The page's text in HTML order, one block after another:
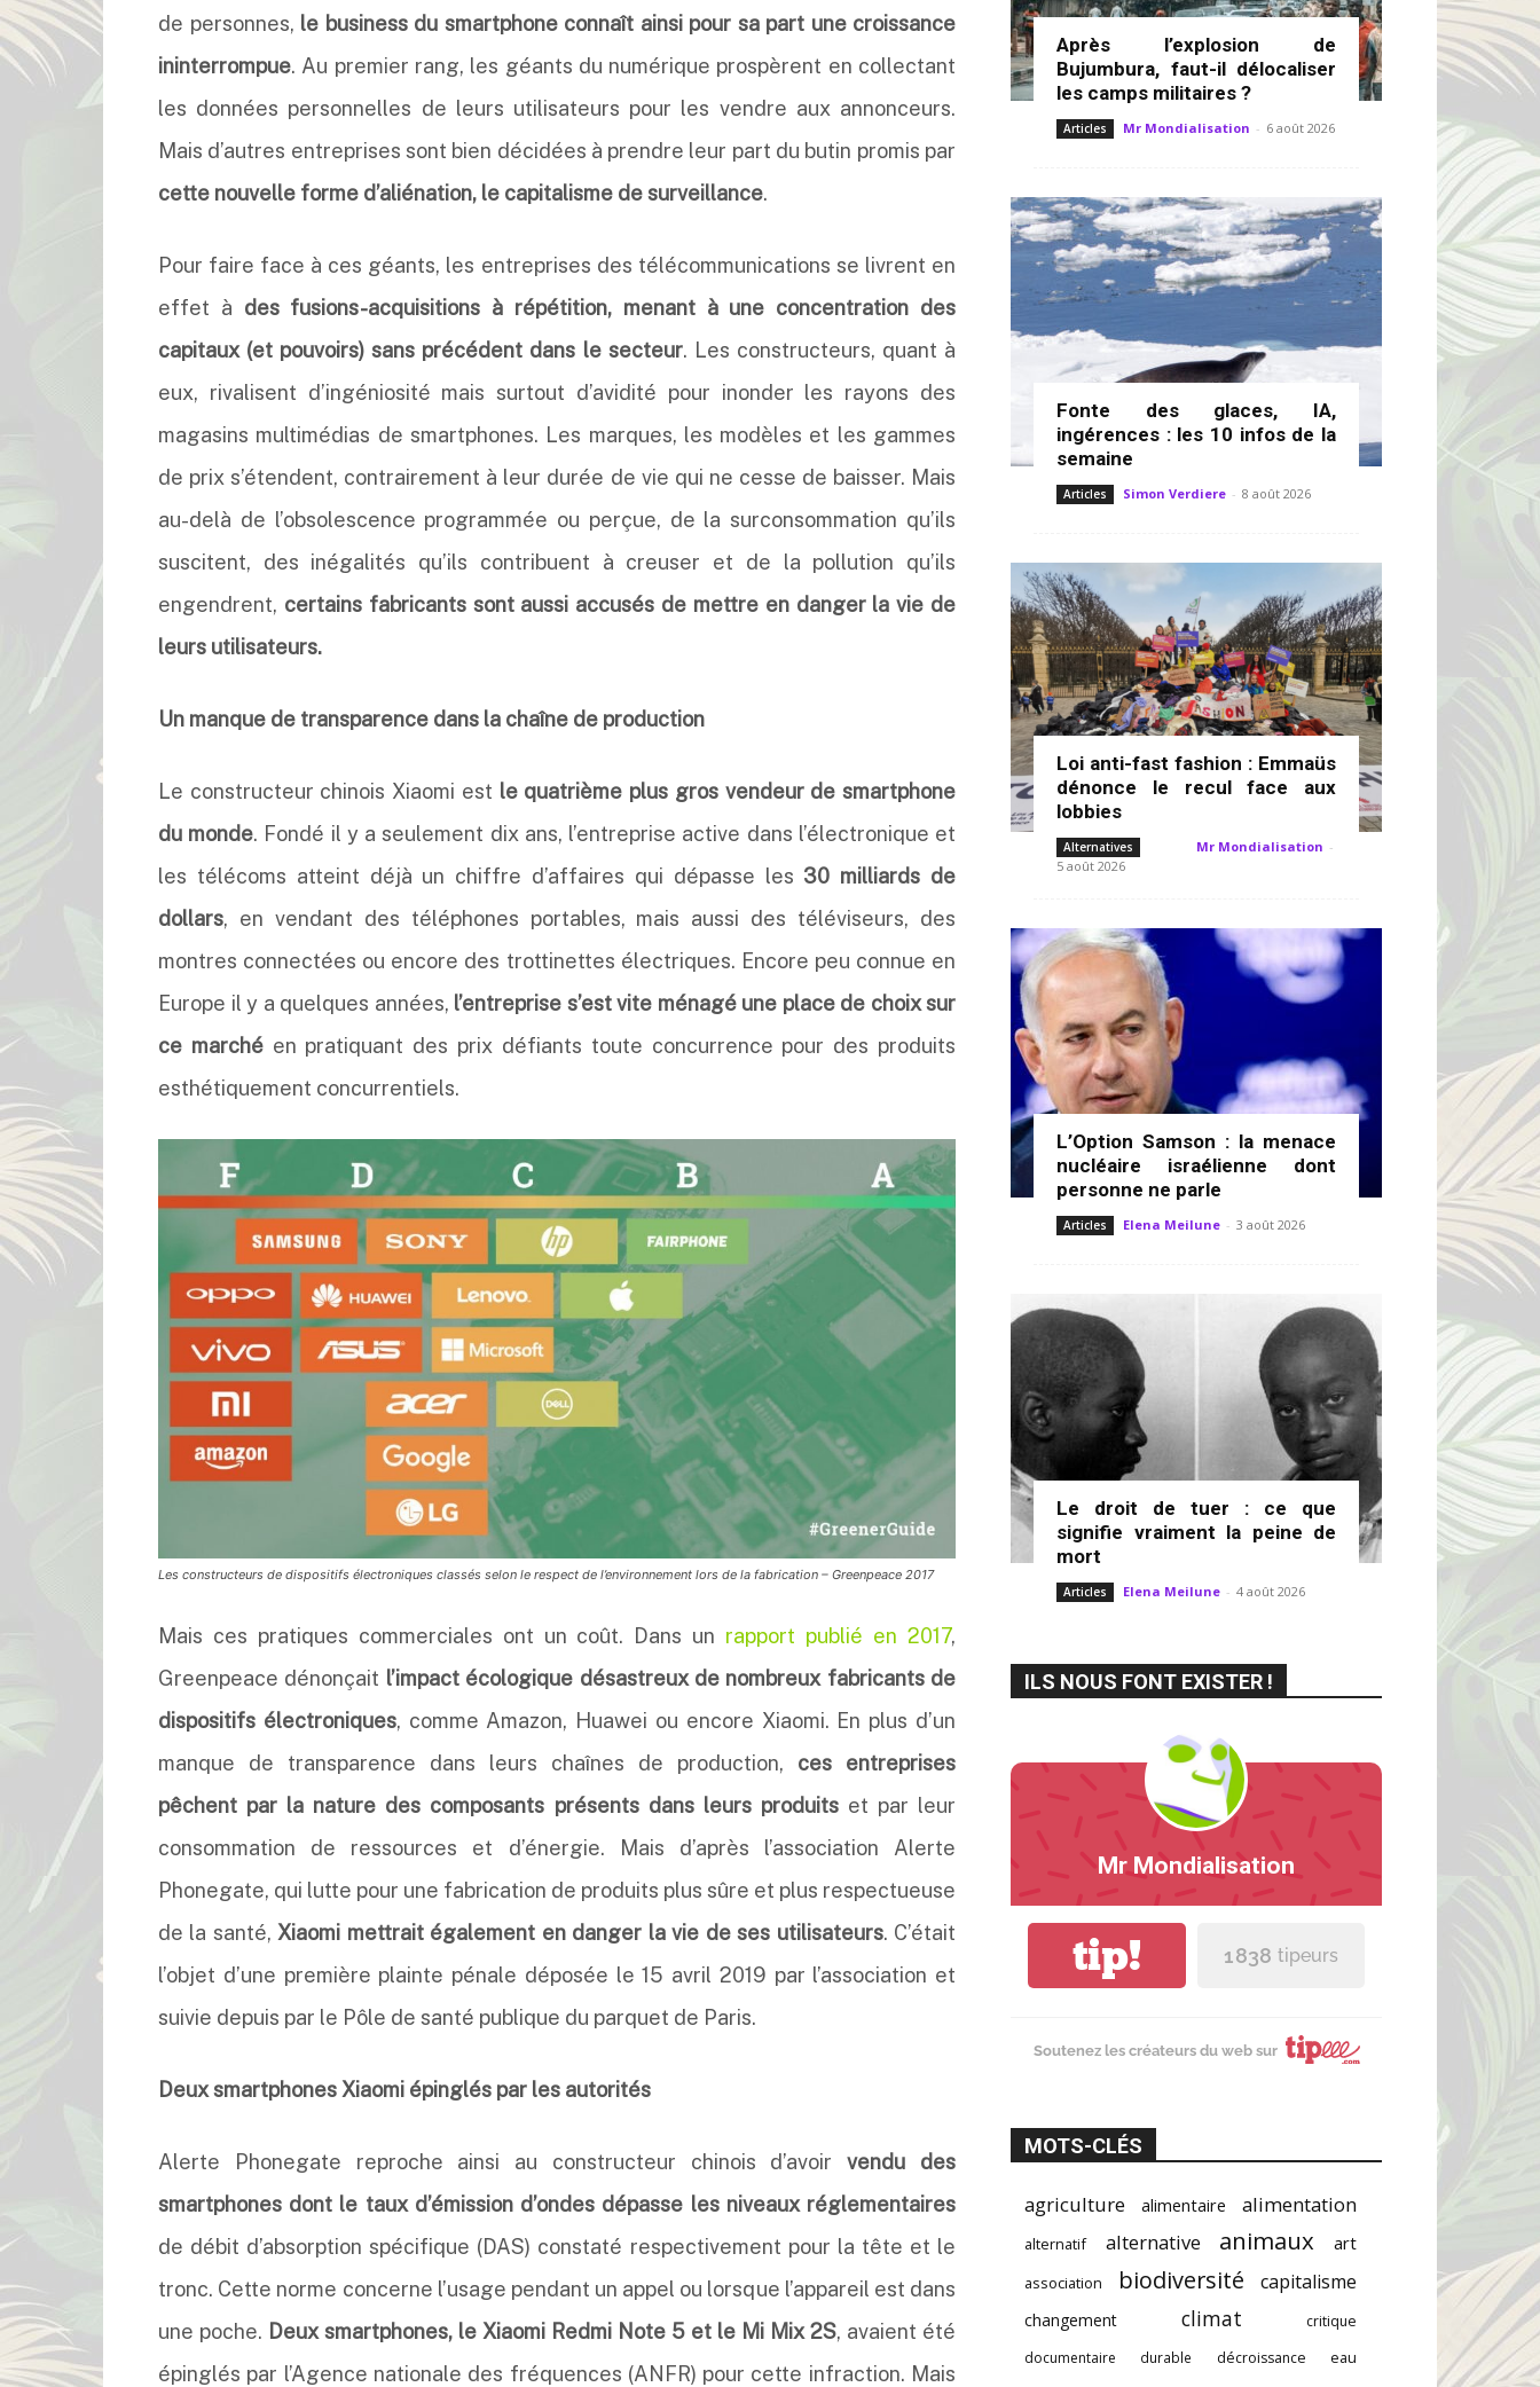
de personnes, le business du smartphone connaît ainsi pour sa part une croissance
ininterrompue. Au premier rang, les géants du numérique prospèrent en collectant
les données personnelles de leurs utilisateurs pour les vendre aux annonceurs.
Mais d’autres entreprises sont bien décidées à prendre leur part du butin promis par
cette nouvelle forme d’aliénation, le capitalisme de surveillance.
Pour faire face à ces géants, les entreprises des télécommunications se livrent en
effet à des fusions-acquisitions à répétition, menant à une concentration des
capitaux (et pouvoirs) sans précédent dans le secteur. Les constructeurs, quant à
eux, rivalisent d’ingéniosité mais surtout d’avidité pour inonder les rayons des
magasins multimédias de smartphones. Les marques, les modèles et les gammes
de prix s’étendent, contrairement à leur durée de vie qui ne cesse de baisser. Mais
au-delà de l’obsolescence programmée ou perçue, de la surconsommation qu’ils
suscitent, des inégalités qu’ils contribuent à creuser et de la pollution qu’ils
engendrent, certains fabricants sont aussi accusés de mettre en danger la vie de
leurs utilisateurs.
Un manque de transparence dans la chaîne de production
Le constructeur chinois Xiaomi est le quatrième plus gros vendeur de smartphone
du monde. Fondé il y a seulement dix ans, l’entreprise active dans l’électronique et
les télécoms atteint déjà un chiffre d’affaires qui dépasse les 30 milliards de
dollars, en vendant des téléphones portables, mais aussi des téléviseurs, des
montres connectées ou encore des trottinettes électriques. Encore peu connue en
Europe il y a quelques années, l’entreprise s’est vite ménagé une place de choix sur
ce marchéen pratiquant des prix défiants toute concurrence pour des produits
esthétiquement concurrentiels.
Les constructeurs de dispositifs électroniques classés selon le respect de l’environnement lors de la fabrication – Greenpeace 2017
Mais ces pratiques commerciales ont un coût. Dans un rapport publié en 2017,
Greenpeace dénonçait l’impact écologique désastreux de nombreux fabricants de
dispositifs électroniques, comme Amazon, Huawei ou encore Xiaomi. En plus d’un
manque de transparence dans leurs chaînes de production, ces entreprises
pêchent par la nature des composants présents dans leurs produitset par leur
consommation de ressources et d’énergie. Mais d’après l’association Alerte
Phonegate, qui lutte pour une fabrication de produits plus sûre et plus respectueuse
de la santé, Xiaomi mettrait également en danger la vie de ses utilisateurs. C’était
l’objet d’une première plainte pénale déposée le 15 avril 2019 par l’association et
suivie depuis par le Pôle de santé publique du parquet de Paris.
Deux smartphones Xiaomi épinglés par les autorités
Alerte Phonegate reproche ainsi au constructeur chinois d’avoirvendu des
smartphones dont le taux d’émission d’ondes dépasse les niveaux réglementaires
de débit d’absorption spécifique (DAS) constaté respectivement pour la tête et le
tronc. Cette norme concerne l’usage pendant un appel ou lorsque l’appareil est dans
une poche. Deux smartphones, le Xiaomi Redmi Note 5 et le Mi Mix 2S, avaient été
épinglés par l’Agence nationale des fréquences (ANFR) pour cette infraction. Mais
Après l’explosion de
Bujumbura, faut-il délocaliser
les camps militaires ?
Articles Mr Mondialisation - 6 août 2026
Fonte des glaces, IA,
ingérences : les 10 infos de la
semaine
Articles Simon Verdiere - 8 août 2026
Loi anti-fast fashion : Emmaüs
dénonce le recul face aux
lobbies
Alternatives Mr Mondialisation -
5 août 2026
L’Option Samson : la menace
nucléaire israélienne dont
personne ne parle
Articles Elena Meilune - 3 août 2026
Le droit de tuer : ce que
signifie vraiment la peine de
mort
Articles Elena Meilune - 4 août 2026
ILS NOUS FONT EXISTER !
Mr Mondialisation
tip! 1 838 tipeurs
Soutenez les créateurs du web sur
MOTS-CLÉS
agriculture alimentaire alimentation
alternatif alternative animaux art
association biodiversité capitalisme
changement climat
critique
documentaire
durable décroissance eau